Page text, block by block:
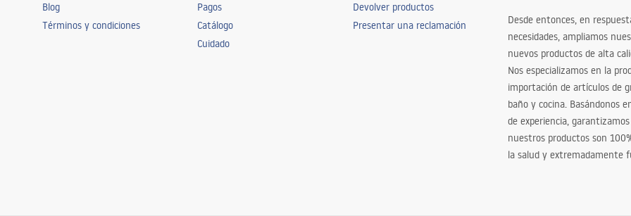
Blog
Términos y condiciones
Pagos
Catálogo
Cuidado
Devolver productos
Presentar una reclamación
Desde entonces, en
necesidades, ampliamos
nuevos productos de alta
Nos especializamos en la
importación de artículos de
baño y cocina. Basándonos
de experiencia,
nuestros productos son
la salud y extremadamente